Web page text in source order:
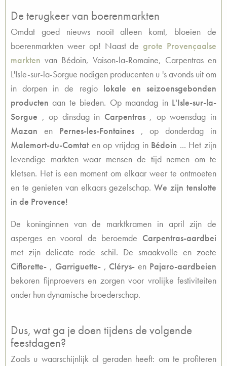
De terugkeer van boerenmarkten
Omdat goed nieuws nooit alleen komt, bloeien de
boerenmarkten weer op! Naast degrote Provençaalse
markten van Bédoin, Vaison-la-Romaine, Carpentras en
L'Isle-sur-la-Sorgue nodigen producenten u 's avonds uit om
in dorpen in de regio lokale en seizoensgebonden
producten aan te bieden. Op maandag in L'Isle-sur-la-
Sorgue , op dinsdag in Carpentras, op woensdag in
Mazan en Pernes-les-Fontaines, op donderdag in
Malemort-du-Comtaten op vrijdag in Bédoin ... Het zijn
levendige markten waar mensen de tijd nemen om te
kletsen. Het is een moment om elkaar weer te ontmoeten
en te genieten van elkaars gezelschap.We zijn tenslotte
in de Provence!
De koninginnen van de marktkramen in april zijn de
asperges en vooral de beroemde Carpentras-aardbei
met zijn delicate rode schil. De smaakvolle en zoete
Ciflorette- , Garriguette-, Clérys- en Pajaro-aardbeien
bekoren fijnproevers en zorgen voor vrolijke festiviteiten
onder hun dynamische broederschap.
Dus, wat ga je doen tijdens de volgende
feestdagen?
Zoals u waarschijnlijk al geraden heeft: om te profiteren